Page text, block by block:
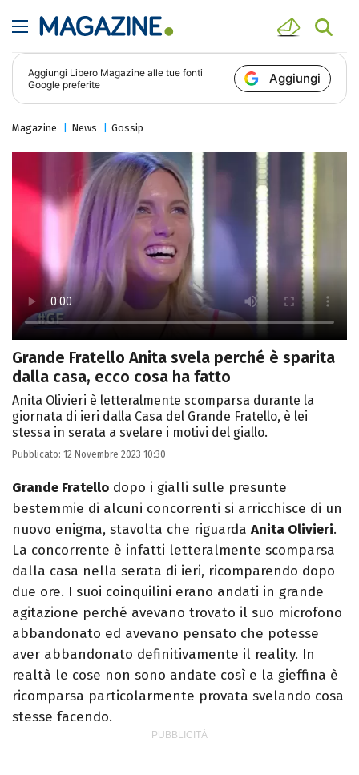
Aggiungi Libero Magazine alle tue fonti
Google preferite
Aggiungi
Magazine News Gossip
Grande Fratello Anita svela perché è sparita
dalla casa, ecco cosa ha fatto
Anita Olivieri è letteralmente scomparsa durante la
giornata di ieri dalla Casa del Grande Fratello, è lei
stessa in serata a svelare i motivi del giallo.
Pubblicato: 12 Novembre 2023 10:30
Grande Fratello dopo i gialli sulle presunte
bestemmie di alcuni concorrenti si arricchisce di un
nuovo enigma, stavolta che riguarda Anita Olivieri.
La concorrente è infatti letteralmente scomparsa
dalla casa nella serata di ieri, ricomparendo dopo
due ore. I suoi coinquilini erano andati in grande
agitazione perché avevano trovato il suo microfono
abbandonato ed avevano pensato che potesse
aver abbandonato definitivamente il reality. In
realtà le cose non sono andate così e la gieffina è
ricomparsa particolarmente provata svelando cosa
stesse facendo.